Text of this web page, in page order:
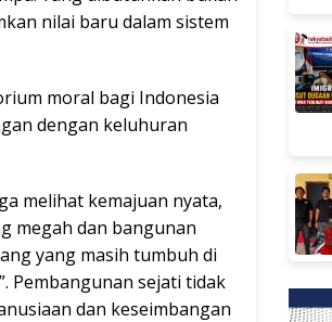
nilai baru dalam sistem
moral bagi Indonesia
dengan keluhuran
melihat kemajuan nyata,
megah dan bangunan
yang masih tumbuh di
Pembangunan sejati tidak
dan keseimbangan